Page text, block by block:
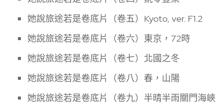
她說旅途若是卷底片（卷五）Kyoto, ver. F1.2
她說旅途若是卷底片（卷六）東京，72時
她說旅途若是卷底片（卷七）北國之冬
她說旅途若是卷底片（卷八）春，山陽
她說旅途若是卷底片（卷九）半晴半雨關門海峽